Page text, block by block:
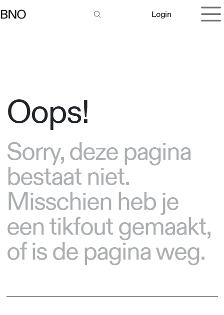
Login
Oops!
Sorry, deze pagina
bestaat niet.
Misschien heb je
een tikfout gemaakt,
of is de pagina weg.